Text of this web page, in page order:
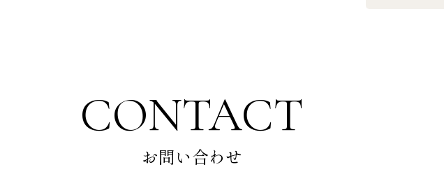
CONTACT
お問い合わせ